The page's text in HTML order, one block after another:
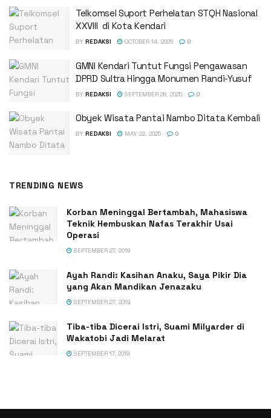
Telkomsel Suport Perhelatan STQH Nasional
XXVIII di Kota Kendari
BY REDAKSI OCTOBER 14, 2025 0
GMNI Kendari Tuntut Fungsi Pengawasan
DPRD Sultra Hingga Monumen Randi-Yusuf ‎
BY REDAKSI SEPTEMBER 26, 2025 0
Obyek Wisata Pantai Nambo Ditata Kembali
BY REDAKSI MAY 22, 2025 0
TRENDING NEWS
Korban Meninggal Bertambah, Mahasiswa
Teknik Hembuskan Nafas Terakhir Usai
Operasi
SEPTEMBER 27, 2019
Ayah Randi: Kasihan Anaku, Saya Pikir Dia
yang Akan Mandikan Jenazaku
SEPTEMBER 27, 2019
Tiba-tiba Dicerai Istri, Suami Milyarder di
Wakatobi Jadi Melarat
SEPTEMBER 17, 2019